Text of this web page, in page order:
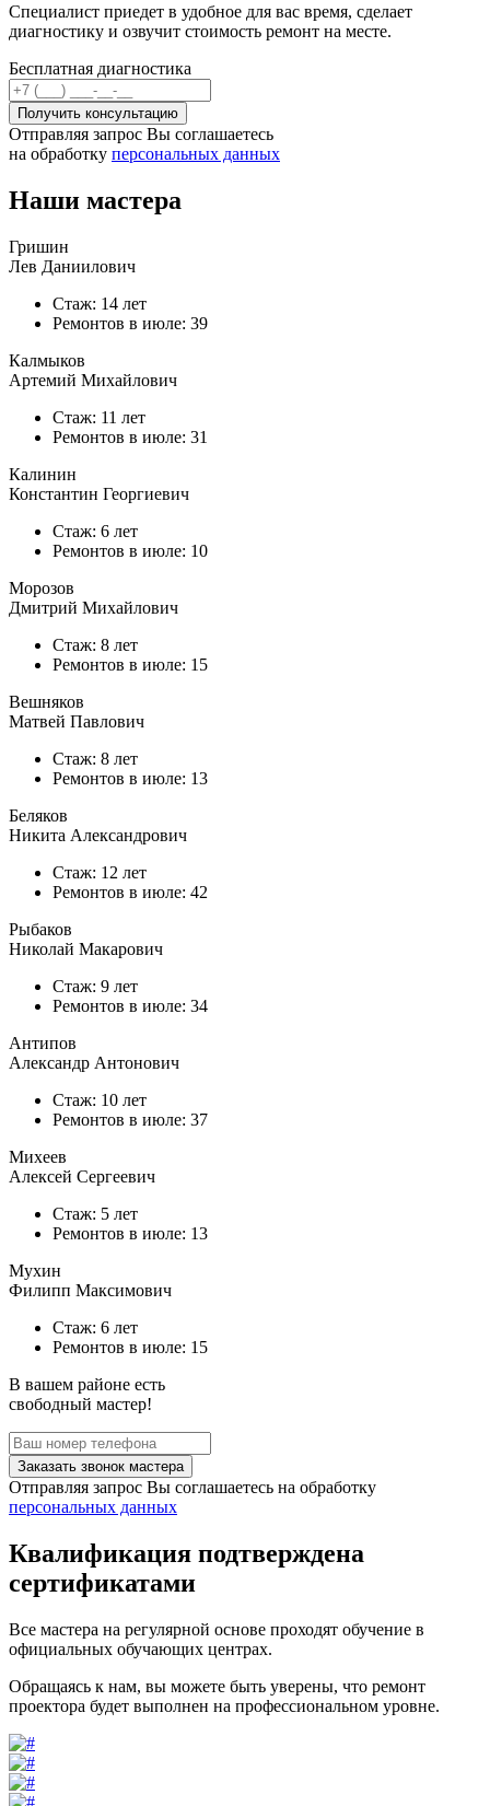
Специалист приедет в удобное для вас время, сделает
диагностику и озвучит стоимость ремонт на месте.
Бесплатная диагностика
Отправляя запрос Вы соглашаетесь
на обработку персональных данных
Наши мастера
Гришин
Лев Даниилович
Стаж: 14 лет
Ремонтов в июле: 39
Калмыков
Артемий Михайлович
Стаж: 11 лет
Ремонтов в июле: 31
Калинин
Константин Георгиевич
Стаж: 6 лет
Ремонтов в июле: 10
Морозов
Дмитрий Михайлович
Стаж: 8 лет
Ремонтов в июле: 15
Вешняков
Матвей Павлович
Стаж: 8 лет
Ремонтов в июле: 13
Беляков
Никита Александрович
Стаж: 12 лет
Ремонтов в июле: 42
Рыбаков
Николай Макарович
Стаж: 9 лет
Ремонтов в июле: 34
Антипов
Александр Антонович
Стаж: 10 лет
Ремонтов в июле: 37
Михеев
Алексей Сергеевич
Стаж: 5 лет
Ремонтов в июле: 13
Мухин
Филипп Максимович
Стаж: 6 лет
Ремонтов в июле: 15
В вашем районе есть
свободный мастер!
Заказать звонок мастера
Отправляя запрос Вы соглашаетесь на обработку
персональных данных
Квалификация подтверждена
сертификатами
Все мастера на регулярной основе проходят обучение в
официальных обучающих центрах.
Обращаясь к нам, вы можете быть уверены, что ремонт
проектора будет выполнен на профессиональном уровне.